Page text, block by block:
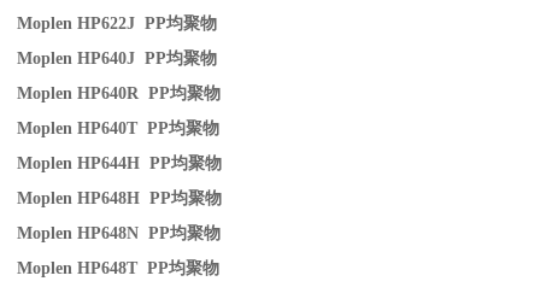
Moplen HP622J PP均聚物
Moplen HP640J PP均聚物
Moplen HP640R PP均聚物
Moplen HP640T PP均聚物
Moplen HP644H PP均聚物
Moplen HP648H PP均聚物
Moplen HP648N PP均聚物
Moplen HP648T PP均聚物